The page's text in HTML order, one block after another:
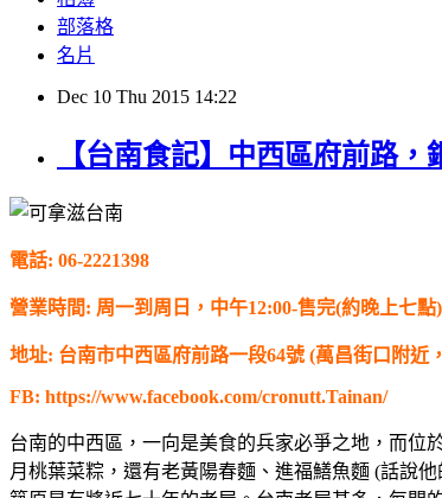
部落格
名片
Dec 10 Thu 2015 14:22
【台南食記】中西區府前路
電話: 06-2221398
營業時間: 周一到周日，中午12:00-售完(約晚上七點)
地址: 台南市中西區府前路一段64號 (萬昌街口附近
FB: https://www.facebook.com/cronutt.Tainan/
台南的中西區，一向是美食的兵家必爭之地，而位
月桃葉菜粽，還有老黃陽春麵、進福鱔魚麵 (話說